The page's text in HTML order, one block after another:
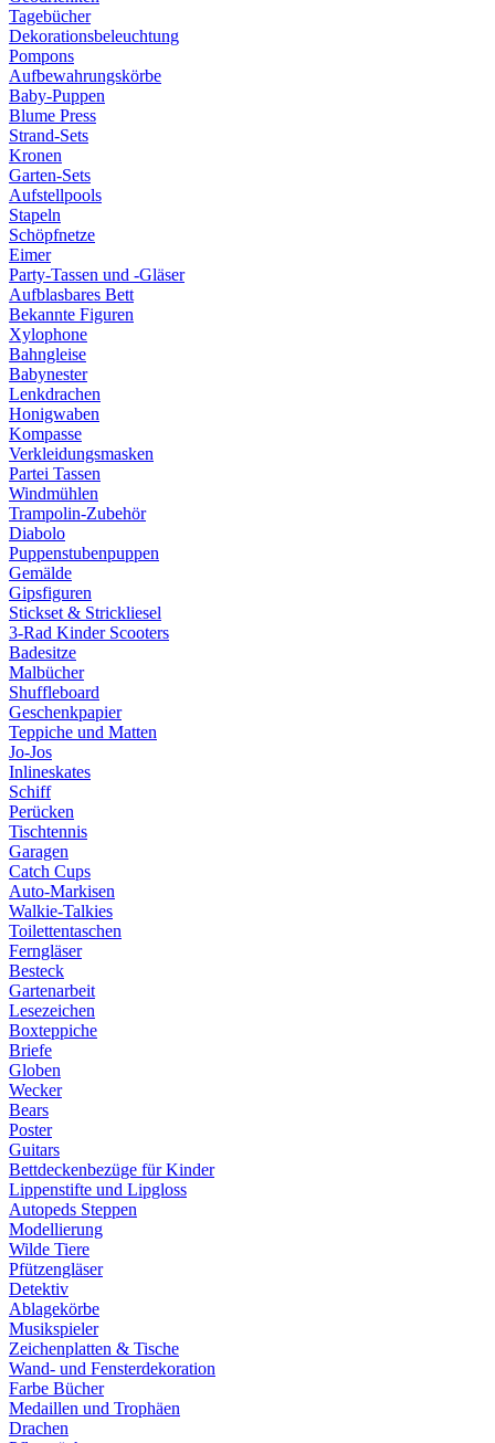
Tagebücher
Dekorationsbeleuchtung
Pompons
Aufbewahrungskörbe
Baby-Puppen
Blume Press
Strand-Sets
Kronen
Garten-Sets
Aufstellpools
Stapeln
Schöpfnetze
Eimer
Party-Tassen und -Gläser
Aufblasbares Bett
Bekannte Figuren
Xylophone
Bahngleise
Babynester
Lenkdrachen
Honigwaben
Kompasse
Verkleidungsmasken
Partei Tassen
Windmühlen
Trampolin-Zubehör
Diabolo
Puppenstubenpuppen
Gemälde
Gipsfiguren
Stickset & Strickliesel
3-Rad Kinder Scooters
Badesitze
Malbücher
Shuffleboard
Geschenkpapier
Teppiche und Matten
Jo-Jos
Inlineskates
Schiff
Perücken
Tischtennis
Garagen
Catch Cups
Auto-Markisen
Walkie-Talkies
Toilettentaschen
Ferngläser
Besteck
Gartenarbeit
Lesezeichen
Boxteppiche
Briefe
Globen
Wecker
Bears
Poster
Guitars
Bettdeckenbezüge für Kinder
Lippenstifte und Lipgloss
Autopeds Steppen
Modellierung
Wilde Tiere
Pfützengläser
Detektiv
Ablagekörbe
Musikspieler
Zeichenplatten & Tische
Wand- und Fensterdekoration
Farbe Bücher
Medaillen und Trophäen
Drachen